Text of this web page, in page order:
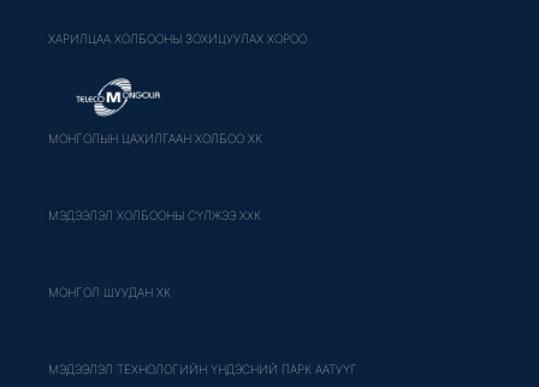
ХАРИЛЦАА ХОЛБООНЫ ЗОХИЦУУЛАХ ХОРОО
МОНГОЛЫН ЦАХИЛГААН ХОЛБОО ХК
МЭДЭЭЛЭЛ ХОЛБООНЫ СҮЛЖЭЭ ХХК
МОНГОЛ ШУУДАН ХК
МЭДЭЭЛЭЛ ТЕХНОЛОГИЙН ҮНДЭСНИЙ ПАРК ААТУҮГ